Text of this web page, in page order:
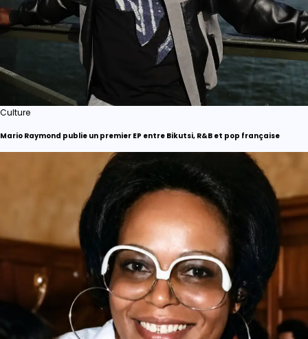
Culture
Mario Raymond publie un premier EP entre Bikutsi, R&B et pop française